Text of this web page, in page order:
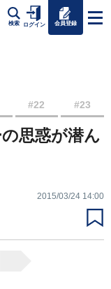
検索 ログイン 会員登録
#22 #23
思惑が潜ん
2015/03/24 14:00